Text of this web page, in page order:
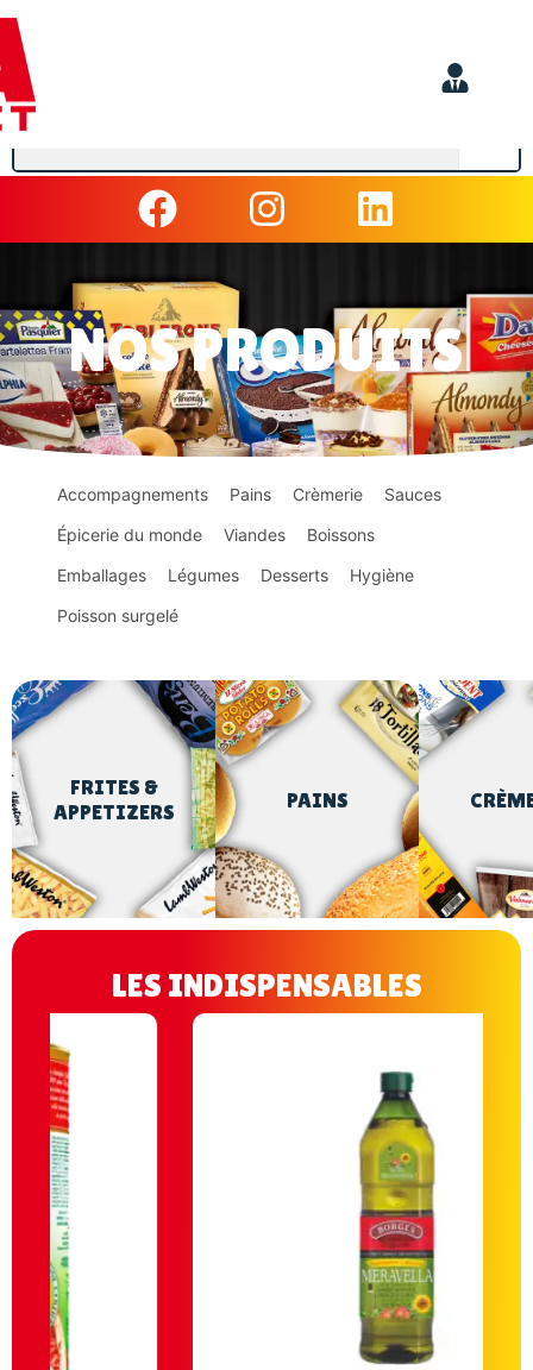
NOS PRODUITS
Accompagnements Pains Crèmerie
Sauces
Épicerie du monde
Viandes
Boissons
Emballages
Légumes Desserts
Hygiène
Poisson surgelé
FRITES &
APPETIZERS
PAINS
LES INDISPENSABLES